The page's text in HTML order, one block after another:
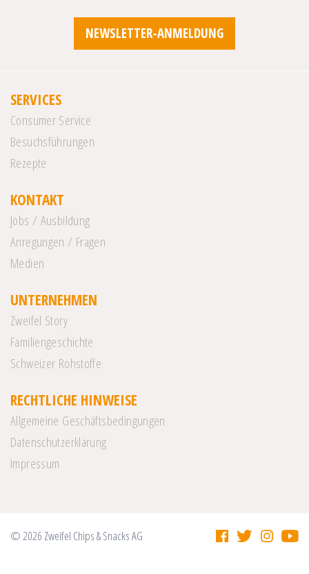
NEWSLETTER-ANMELDUNG
SERVICES
Consumer Service
Besuchsführungen
Rezepte
KONTAKT
Jobs / Ausbildung
Anregungen / Fragen
Medien
UNTERNEHMEN
Zweifel Story
Familiengeschichte
Schweizer Rohstoffe
RECHTLICHE HINWEISE
Allgemeine Geschäftsbedingungen
Datenschutzerklärung
Impressum
© 2026 Zweifel Chips & Snacks AG